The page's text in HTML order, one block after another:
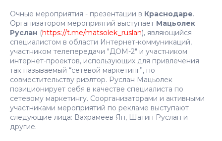
Очные мероприятия - презентации в Краснодаре.
Организатором мероприятий выступает Мацьолек
Руслан (https://t.me/matsolek_ruslan), являющийся
специалистом в области Интернет-коммуникаций,
участником телепередачи "ДОМ-2" и участником
интернет-проектов, использующих для привлечения
так называемый “сетевой маркетинг”, по
совместительству риэлтор. Руслан Мацьолек
позиционирует себя в качестве специалиста по
сетевому маркетингу. Соорганизаторами и активными
участниками мероприятий по рекламе выступают
следующие лица: Вахрамеев Ян, Шатин Руслан и
другие.